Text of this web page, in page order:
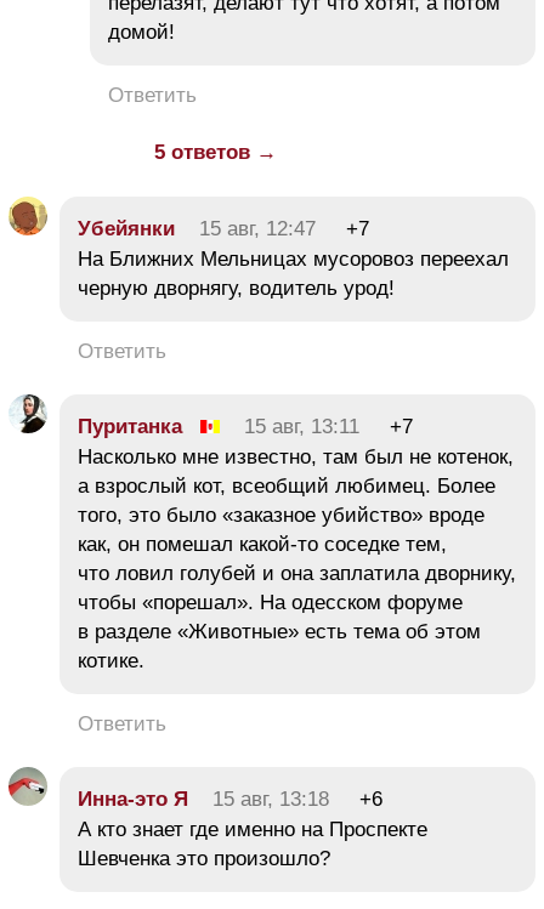
домой!
Ответить
5 ответов →
Убейянки 15 авг, 12:47
+7
На Ближних Мельницах мусоровоз переехал
черную дворнягу, водитель урод!
Ответить
Пуританка 15 авг, 13:11
+7
Насколько мне известно, там был не котенок,
а взрослый кот, всеобщий любимец. Более
того, это было «заказное убийство» вроде
как, он помешал какой-то соседке тем,
что ловил голубей и она заплатила дворнику,
чтобы «порешал». На одесском форуме
в разделе «Животные» есть тема об этом
котике.
Ответить
Инна-это Я 15 авг, 13:18
+6
А кто знает где именно на Проспекте
Шевченка это произошло?